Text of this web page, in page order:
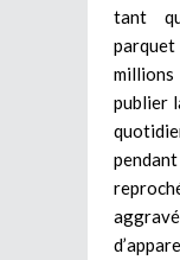
tant
publier